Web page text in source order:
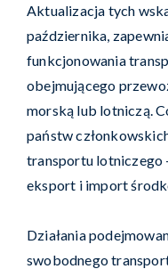
Aktualizacja tych
października,
funkcjonowania
obejmującego
morską lub lotniczą.
państw
transportu lotniczego
eksport i import
Działania
swobodnego